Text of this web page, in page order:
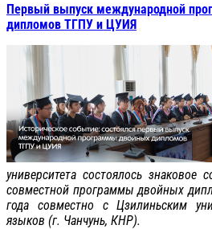
Первый выпуск международной
дипломов ТГПУ и ЦУИЯ
университета состоялось
совместной программы двойных
года совместно с Цзилиньским
языков (г. Чанчунь, КНР).